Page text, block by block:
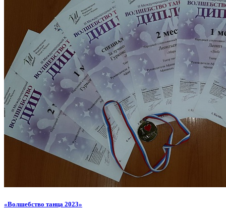
«Волшебство танца 2023»